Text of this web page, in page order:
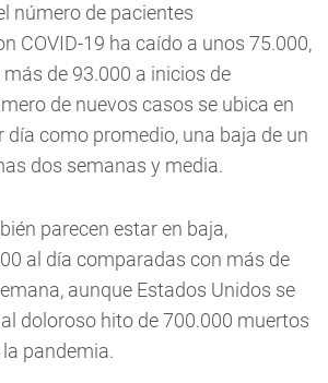
número de pacientes
COVID-19 ha caído a unos 75.000,
de 93.000 a inicios de
de nuevos casos se ubica en
día como promedio, una baja de un
dos semanas y media.
parecen estar en baja,
al día comparadas con más de
aunque Estados Unidos se
doloroso hito de 700.000 muertos
pandemia.